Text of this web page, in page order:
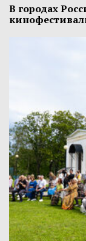
В городах